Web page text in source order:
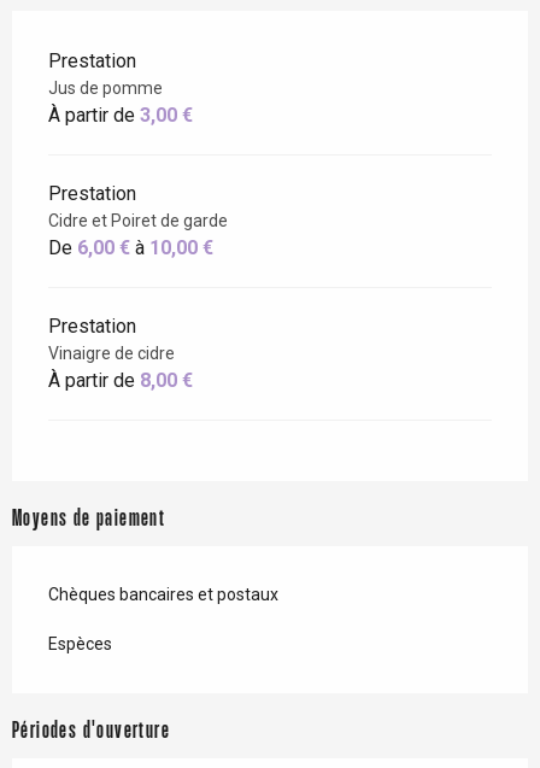
Prestation
Jus de pomme
À partir de 3,00 €
Prestation
Cidre et Poiret de garde
De 6,00 € à 10,00 €
Prestation
Vinaigre de cidre
À partir de 8,00 €
Moyens de paiement
Chèques bancaires et postaux
Espèces
Périodes d'ouverture